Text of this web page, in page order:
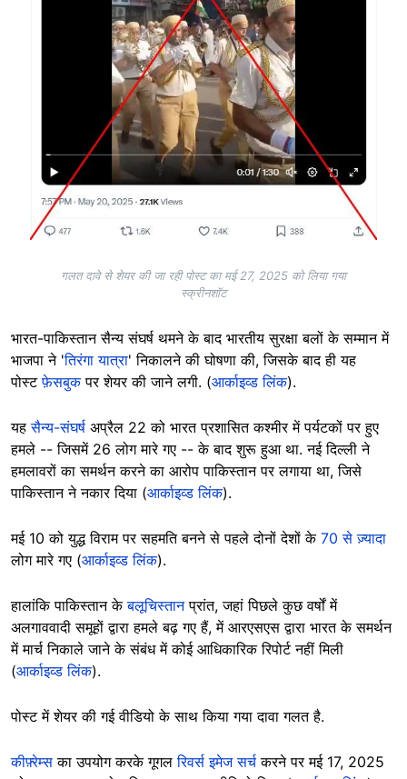
गलत दावे से शेयर की जा रही पोस्ट का मई 27, 2025 को लिया गया
स्क्रीनशॉट
भारत-पाकिस्तान सैन्य संघर्ष थमने के बाद भारतीय सुरक्षा बलों के सम्मान में
भाजपा ने 'तिरंगा यात्रा' निकालने की घोषणा की, जिसके बाद ही यह
पोस्टफ़ेसबुकपर शेयर की जाने लगी. (आर्काइव्ड लिंक).
यह सैन्य-संघर्ष अप्रैल 22 को भारत प्रशासित कश्मीर में पर्यटकों पर हुए
हमले -- जिसमें 26 लोग मारे गए -- के बाद शुरू हुआ था. नई दिल्ली ने
हमलावरों का समर्थन करने का आरोप पाकिस्तान पर लगाया था, जिसे
पाकिस्तान ने नकार दिया (आर्काइव्ड लिंक).
मई 10 को युद्ध विराम पर सहमति बनने से पहले दोनों देशों के70 से ज़्यादा
लोग मारे गए (आर्काइव्ड लिंक).
हालांकि पाकिस्तान केबलूचिस्तानप्रांत, जहां पिछले कुछ वर्षों में
अलगाववादी समूहों द्वारा हमले बढ़ गए हैं, में आरएसएस द्वारा भारत के समर्थन
में मार्च निकाले जाने के संबंध में कोई आधिकारिक रिपोर्ट नहीं मिली
(आर्काइव्ड लिंक).
पोस्ट में शेयर की गई वीडियो के साथ किया गया दावा गलत है.
कीफ़्रेम्सका उपयोग करके गूगलरिवर्स इमेज सर्च करने पर मई 17, 2025